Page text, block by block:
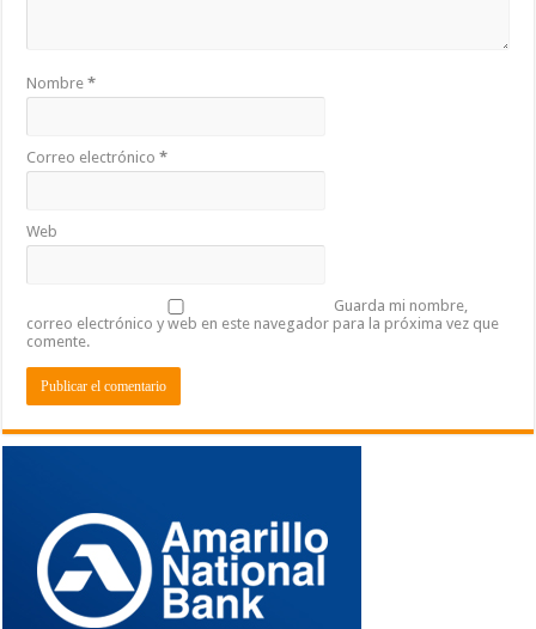
Nombre*
Correo electrónico*
Web
Guarda mi nombre,
correo electrónico y web en este navegador para la próxima vez que
comente.